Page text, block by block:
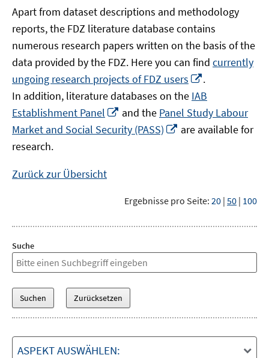
öffnen
Fenster
öffnen
Apart from dataset descriptions and methodology
reports, the FDZ literature database contains
numerous research papers written on the basis of the
data provided by the FDZ. Here you can find currently
ungoing research projects of FDZ users
neuem
Fenster
öffnen
.
In addition, literature databases on the IAB
Establishment Panel
In
neuem
Fenster
and the Panel Study Labour
Market and Social Security (PASS)
In
are available for
research.
Zurück zur Übersicht
Ergebnisse pro Seite: 20 | 50 | 100
Suche
ASPEKT AUSWÄHLEN: